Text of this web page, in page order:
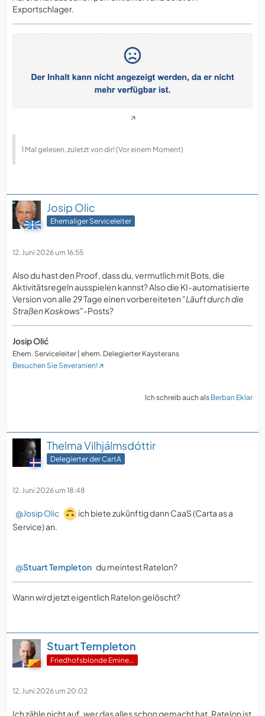
Exportschlager.
1 Mal gelesen, zuletzt von dir! (Vor einem Moment)
Josip Olic
Ehemaliger Serviceleiter
12. Juni 2026 um 16:55
Also du hast den Proof, dass du, vermutlich mit Bots, die
Aktivitätsregeln ausspielen kannst? Also die KI-automatisierte
Version von alle 29 Tage einen vorbereiteten "Läuft durch die
Straßen Koskows"-Posts?
Josip Olić
Ehem. Serviceleiter | ehem. Delegierter Kaysterans
Besuchen Sie Severanien!
Ich schreib auch als Berban Eklar
Thelma Vilhjálmsdóttir
Delegierter der CartA
12. Juni 2026 um 18:48
Josip Olic
ich biete zukünftig dann CaaS (Carta as a
Service) an.
Stuart Templeton du meintest Ratelon?
Wann wird jetzt eigentlich Ratelon gelöscht?
Stuart Templeton
Friedhofsblonde Eminenz
12. Juni 2026 um 20:02
Ich zähle nicht auf, wer das alles schon gemacht hat. Ratelon ist